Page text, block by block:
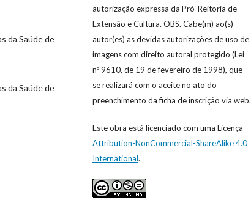
da Saúde de
da Saúde de
autorização expressa da Pró-Reitoria de
Extensão e Cultura. OBS. Cabe(m) ao(s)
autor(es) as devidas autorizações de uso de
imagens com direito autoral protegido (Lei
nº 9610, de 19 de fevereiro de 1998), que
se realizará com o aceite no ato do
preenchimento da ficha de inscrição via web.
Este obra está licenciado com uma Licença
Attribution-NonCommercial-ShareAlike 4.0
International.